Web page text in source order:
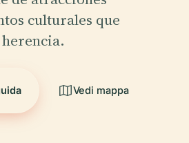
culturales que
Vedi mappa